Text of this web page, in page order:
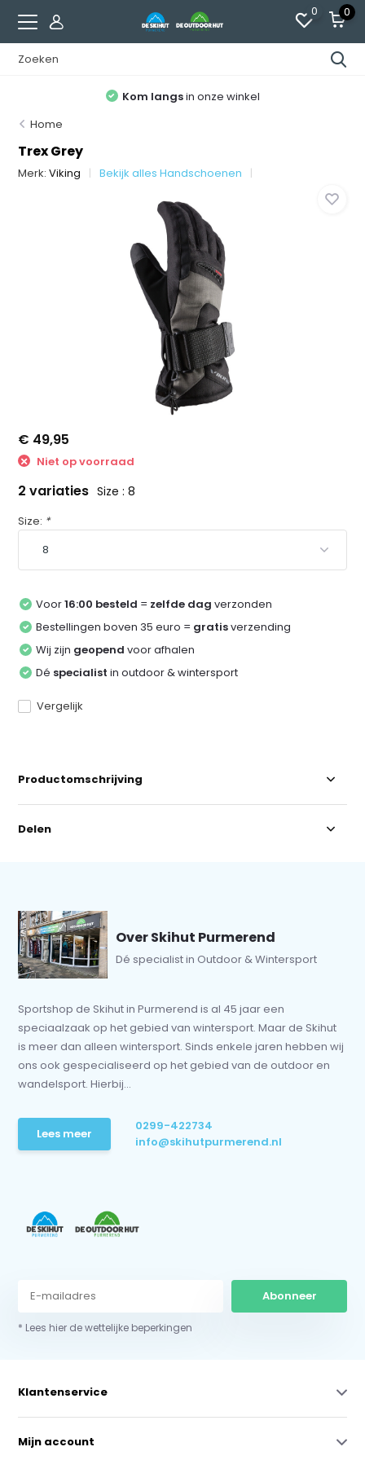
0 0
Kom langsin onze winkel
Home
Trex Grey
Merk:Viking Bekijk alles Handschoenen
€ 49,95
Niet op voorraad
2 variaties Size : 8
Size: *
Voor16:00 besteld = zelfde dag verzonden
Bestellingen boven 35 euro = gratisverzending
Wij zijn geopend voor afhalen
Dé specialist in outdoor & wintersport
Vergelijk
Productomschrijving
Delen
Over Skihut Purmerend
Dé specialist in Outdoor & Wintersport
Sportshop de Skihut in Purmerend is al 45 jaar een
speciaalzaak op het gebied van wintersport. Maar de Skihut
is meer dan alleen wintersport. Sinds enkele jaren hebben wij
ons ook gespecialiseerd op het gebied van de outdoor en
wandelsport. Hierbij...
Lees meer
0299-422734
info@skihutpurmerend.nl
Abonneer
* Lees hier de wettelijke beperkingen
Klantenservice
Mijn account